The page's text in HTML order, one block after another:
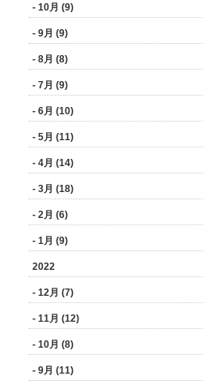
- 10月 (9)
- 9月 (9)
- 8月 (8)
- 7月 (9)
- 6月 (10)
- 5月 (11)
- 4月 (14)
- 3月 (18)
- 2月 (6)
- 1月 (9)
2022
- 12月 (7)
- 11月 (12)
- 10月 (8)
- 9月 (11)